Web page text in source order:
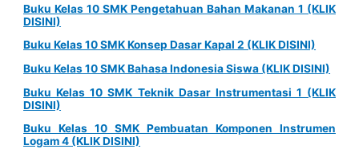
Buku Kelas 10 SMK Pengetahuan Bahan Makanan 1 (KLIK
DISINI)
Buku Kelas 10 SMK Konsep Dasar Kapal 2 (KLIK DISINI)
Buku Kelas 10 SMK Bahasa Indonesia Siswa (KLIK DISINI)
Buku Kelas 10 SMK Teknik Dasar Instrumentasi 1 (KLIK
DISINI)
Buku Kelas 10 SMK Pembuatan Komponen Instrumen
Logam 4 (KLIK DISINI)